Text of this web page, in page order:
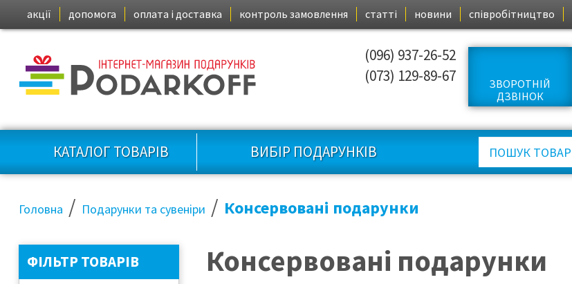
акції допомога оплата і доставка контроль замовлення статті новини співробітництво
(096) 937-26-52
(073) 129-89-67
ЗВОРОТНІЙ
ДЗВІНОК
КАТАЛОГ ТОВАРІВ ВИБІР ПОДАРУНКІВ
Головна / Подарунки та сувеніри / Консервовані подарунки
ФІЛЬТР ТОВАРІВ Консервовані подарунки